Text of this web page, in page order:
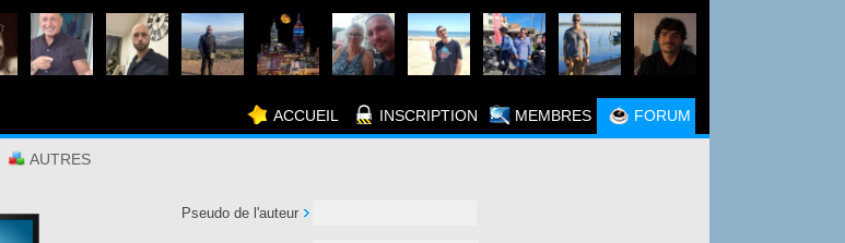
ACCUEIL INSCRIPTION MEMBRES FORUM
AUTRES
Pseudo de l'auteur